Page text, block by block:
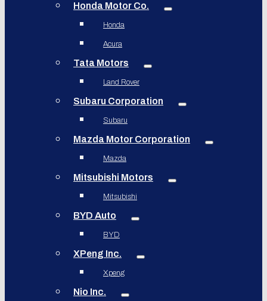
Honda Motor Co.
Honda
Acura
Tata Motors
Land Rover
Subaru Corporation
Subaru
Mazda Motor Corporation
Mazda
Mitsubishi Motors
Mitsubishi
BYD Auto
BYD
XPeng Inc.
Xpeng
Nio Inc.